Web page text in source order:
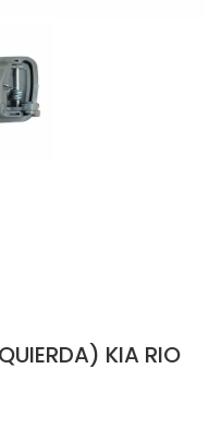
KIA RIO